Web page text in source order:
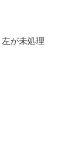
が未処理